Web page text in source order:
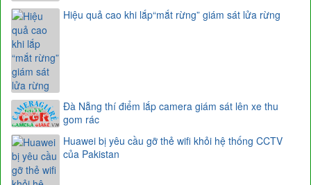
Hiệu quả cao khi lắp​​​​​​​“mắt rừng” giám sát lửa rừng
Đà Nẵng thí điểm lắp camera giám sát lên xe thu
gom rác
Huawei bị yêu cầu gỡ thẻ wifi khỏi hệ thống CCTV
của Pakistan